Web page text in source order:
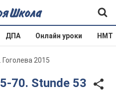
ДПА Онлайн уроки НМТ
2015
70. Stunde 53